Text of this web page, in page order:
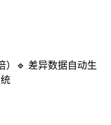
）🔹 差异数据自动生